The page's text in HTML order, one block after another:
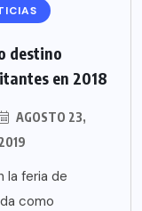
destino
en 2018
AGOSTO 23,
2019
la feria de
como